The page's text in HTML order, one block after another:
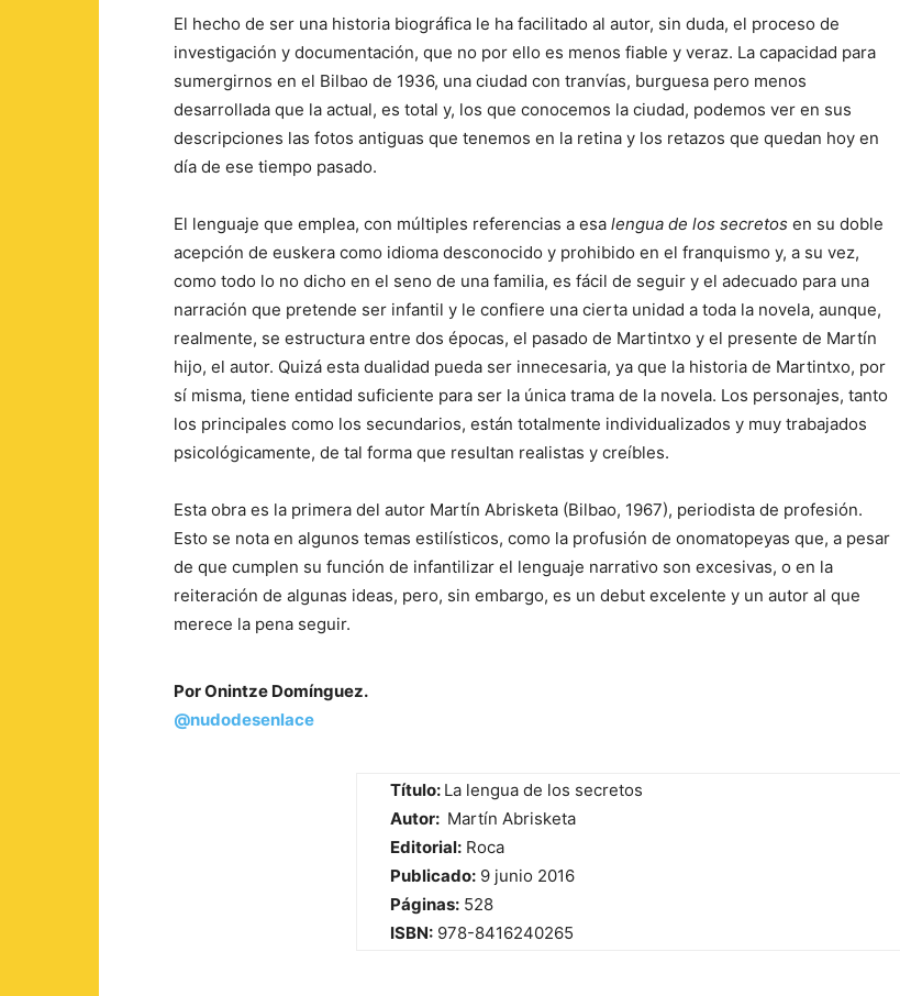
El hecho de ser una historia biográfica le ha facilitado al autor, sin duda, el proceso de
investigación y documentación, que no por ello es menos fiable y veraz. La capacidad para
sumergirnos en el Bilbao de 1936, una ciudad con tranvías, burguesa pero menos
desarrollada que la actual, es total y, los que conocemos la ciudad, podemos ver en sus
descripciones las fotos antiguas que tenemos en la retina y los retazos que quedan hoy en
día de ese tiempo pasado.
El lenguaje que emplea, con múltiples referencias a esa lengua de los secretos en su doble
acepción de euskera como idioma desconocido y prohibido en el franquismo y, a su vez,
como todo lo no dicho en el seno de una familia, es fácil de seguir y el adecuado para una
narración que pretende ser infantil y le confiere una cierta unidad a toda la novela, aunque,
realmente, se estructura entre dos épocas, el pasado de Martintxo y el presente de Martín
hijo, el autor. Quizá esta dualidad pueda ser innecesaria, ya que la historia de Martintxo, por
sí misma, tiene entidad suficiente para ser la única trama de la novela. Los personajes, tanto
los principales como los secundarios, están totalmente individualizados y muy trabajados
psicológicamente, de tal forma que resultan realistas y creíbles.
Esta obra es la primera del autor Martín Abrisketa (Bilbao, 1967), periodista de profesión.
Esto se nota en algunos temas estilísticos, como la profusión de onomatopeyas que, a pesar
de que cumplen su función de infantilizar el lenguaje narrativo son excesivas, o en la
reiteración de algunas ideas, pero, sin embargo, es un debut excelente y un autor al que
merece la pena seguir.
Por Onintze Domínguez.
@nudodesenlace
Título: La lengua de los secretos
Autor: Martín Abrisketa
Editorial: Roca
Publicado: 9 junio 2016
Páginas: 528
ISBN: 978-8416240265